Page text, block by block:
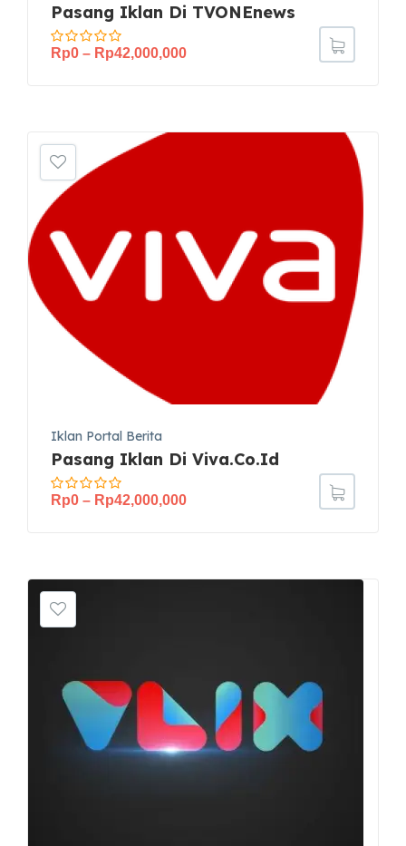
Pasang Iklan Di TVONEnews
Rp0 – Rp42,000,000
Iklan Portal Berita
Pasang Iklan Di Viva.co.id
Rp0 – Rp42,000,000